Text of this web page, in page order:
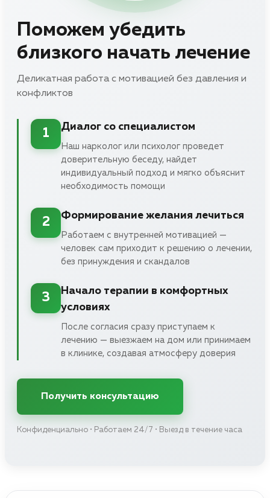
Поможем убедить
близкого начать лечение
Деликатная работа с мотивацией без давления и
конфликтов
1
Диалог со специалистом
Наш нарколог или психолог проведет
доверительную беседу, найдет
индивидуальный подход и мягко объяснит
необходимость помощи
2
Формирование желания лечиться
Работаем с внутренней мотивацией —
человек сам приходит к решению о лечении,
без принуждения и скандалов
3
Начало терапии в комфортных
условиях
После согласия сразу приступаем к
лечению — выезжаем на дом или принимаем
в клинике, создавая атмосферу доверия
Получить консультацию
Конфиденциально • Работаем 24/7 • Выезд в течение часа